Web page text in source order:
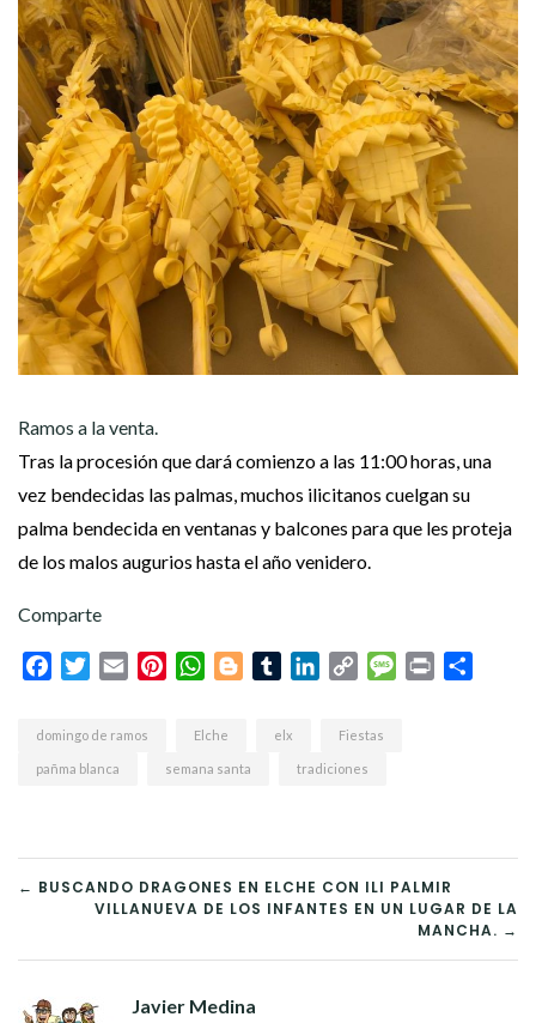
Ramos a la venta.
Tras la procesión que dará comienzo a las 11:00 horas, una
vez bendecidas las palmas, muchos ilicitanos cuelgan su
palma bendecida en ventanas y balcones para que les proteja
de los malos augurios hasta el año venidero.
Comparte
FacebookTwitterEmail PinterestWhatsAppBloggerTumblrLinkedIn
Copy
Message
Print
domingo de ramos Elche elx Fiestas
pañma blanca semana santa tradiciones
NAVEGACIÓN
DE
ENTRADAS
← BUSCANDO DRAGONES EN ELCHE CON ILI PALMIR
VILLANUEVA DE LOS INFANTES EN UN LUGAR DE LA
MANCHA. →
Javier Medina